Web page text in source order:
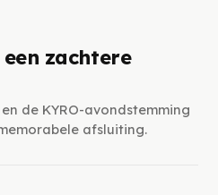
zachtere
de KYRO-avondstemming
afsluiting.